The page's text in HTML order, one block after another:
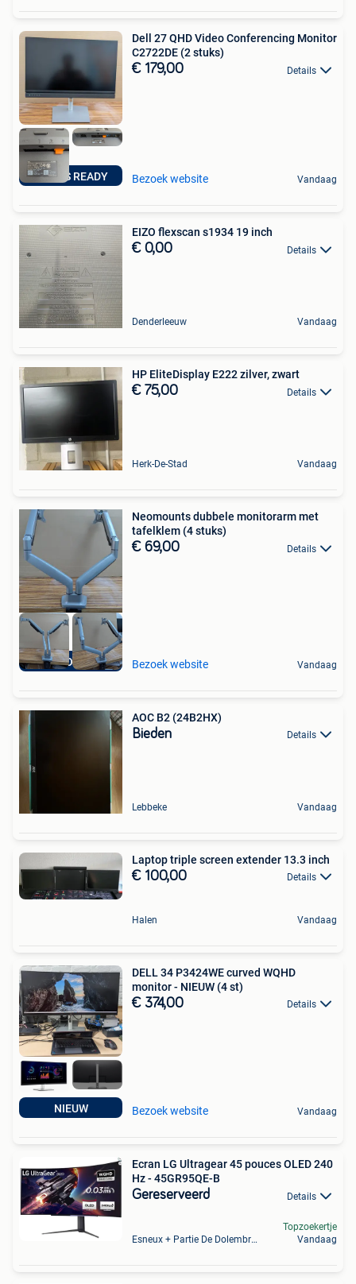
TEAMS READY
Dell 27 QHD Video Conferencing Monitor
C2722DE (2 stuks)
€ 179,00 Details
Bezoek website Vandaag
EIZO flexscan s1934 19 inch
€ 0,00 Details
Denderleeuw Vandaag
HP EliteDisplay E222 zilver, zwart
€ 75,00 Details
Herk-De-Stad Vandaag
KOOPJE
Neomounts dubbele monitorarm met
tafelklem (4 stuks)
€ 69,00 Details
Bezoek website Vandaag
AOC B2 (24B2HX)
Bieden Details
Lebbeke Vandaag
Laptop triple screen extender 13.3 inch
€ 100,00 Details
Halen Vandaag
NIEUW
DELL 34 P3424WE curved WQHD
monitor - NIEUW (4 st)
€ 374,00 Details
Bezoek website Vandaag
Ecran LG Ultragear 45 pouces OLED 240
Hz - 45GR95QE-B
Gereserveerd Details
Esneux + Partie De Dolembreux
Topzoekertje
Vandaag